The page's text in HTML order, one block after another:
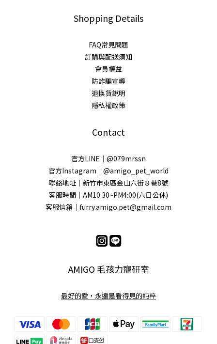
Shopping Details
FAQ常見問題
訂購與配送須知
會員權益
防詐騙宣導
退換貨說明
隱私權政策
Contact
官方LINE｜@079mrssn
官方Instagram｜@amigo_pet_world
聯絡地址｜新竹市東區金山六街８巷8號
客服時間｜AM10:30~PM4:00(六日公休)
客服信箱｜furry.amigo.pet@gmail.com
AMIGO 毛孩力寵研室
最好的愛，永遠是看得見的純粹